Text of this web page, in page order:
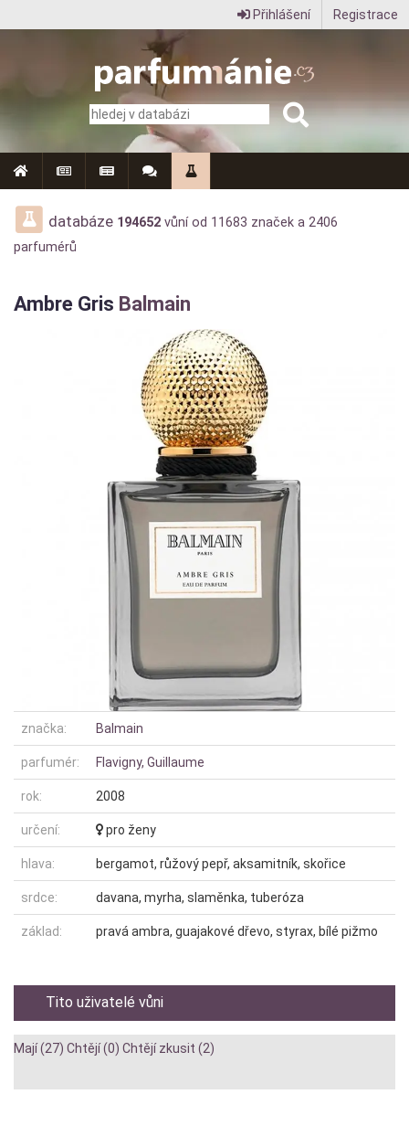
Přihlášení Registrace
Parfumanie.cz
–
vše
o
vůních,
parfémech
a
aromaterapii
databáze 194652 vůní od 11683 značek a 2406
parfumérů
Ambre Gris Balmain
značka: Balmain
parfumér: Flavigny, Guillaume
rok: 2008
určení: pro ženy
hlava: bergamot, růžový pepř, aksamitník, skořice
srdce: davana, myrha, slaměnka, tuberóza
základ: pravá ambra, guajakové dřevo, styrax, bílé pižmo
Tito uživatelé vůni
Mají (27) Chtějí (0) Chtějí zkusit (2)